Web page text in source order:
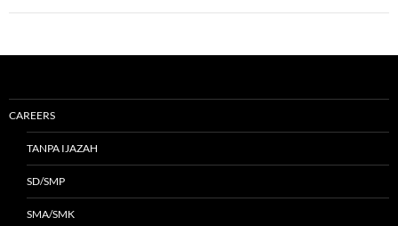
CAREERS
TANPA IJAZAH
SD/SMP
SMA/SMK